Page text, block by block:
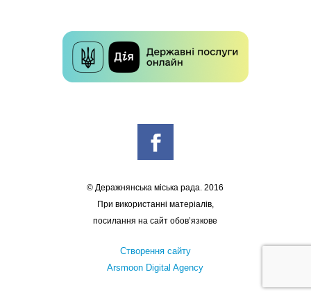
© Деражнянська міська рада. 2016
При використанні матеріалів,
посилання на сайт обов’язкове
Створення сайту
Arsmoon Digital Agency